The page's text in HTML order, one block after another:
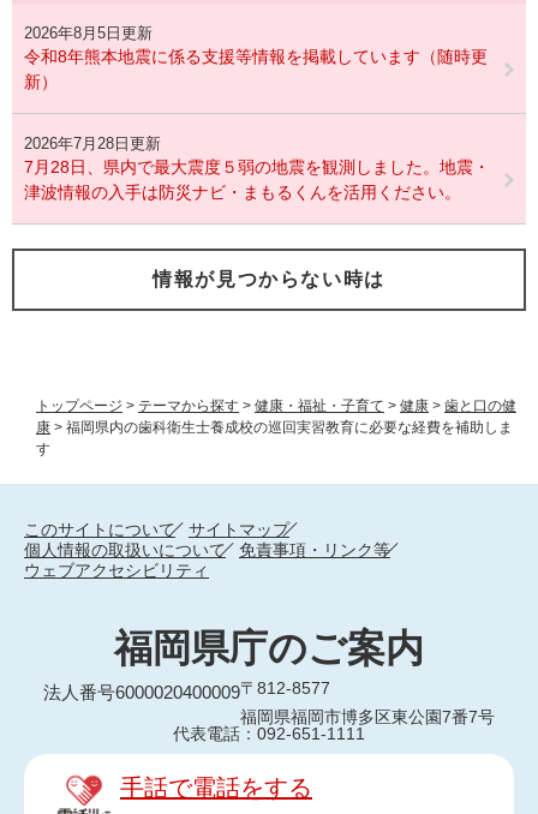
トップページ > テーマから探す > 健康・福祉・子育て > 健康 > 歯と口の健
康 > 福岡県内の歯科衛生士養成校の巡回実習教育に必要な経費を補助しま
す
2026年8月5日更新
令和8年熊本地震に係る支援等情報を掲載しています（随時更
新）
2026年7月28日更新
7月28日、県内で最大震度５弱の地震を観測しました。地震・
津波情報の入手は防災ナビ・まもるくんを活用ください。
情報が見つからない時は
このサイトについて
サイトマップ
個人情報の取扱いについて
免責事項・リンク等
ウェブアクセシビリティ
福岡県庁のご案内
法人番号6000020400009〒812-8577
福岡県福岡市博多区東公園7番7号
代表電話：092-651-1111
手話で電話をする